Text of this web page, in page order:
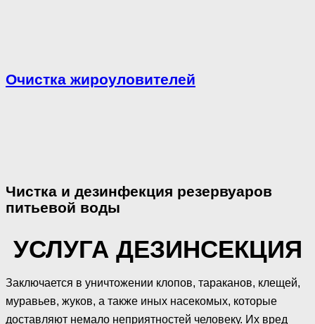
Очистка жироуловителей
Чистка и дезинфекция резервуаров
питьевой воды
УСЛУГА ДЕЗИНСЕКЦИЯ
Заключается в уничтожении клопов, тараканов, клещей,
муравьев, жуков, а также иных насекомых, которые
доставляют немало неприятностей человеку. Их вред